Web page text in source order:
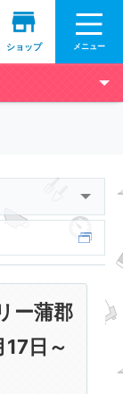
ショップ メニュー
ー蒲郡
日～